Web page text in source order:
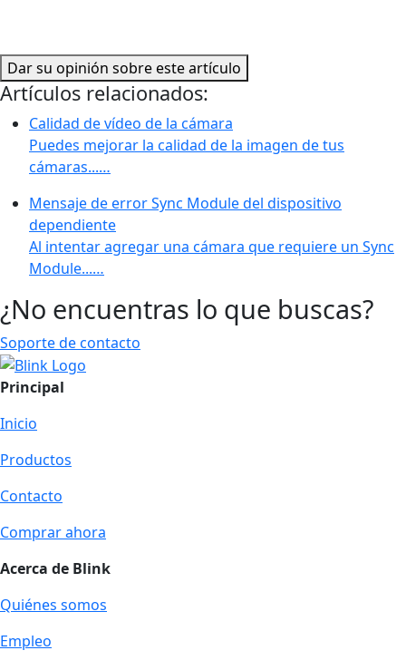
Dar su opinión sobre este artículo
Artículos relacionados:
Calidad de vídeo de la cámara
Puedes mejorar la calidad de la imagen de tus
cámaras...…
Mensaje de error Sync Module del dispositivo
dependiente
Al intentar agregar una cámara que requiere un Sync
Module...…
¿No encuentras lo que buscas?
Soporte de contacto
Principal
Inicio
Productos
Contacto
Comprar ahora
Acerca de Blink
Quiénes somos
Empleo